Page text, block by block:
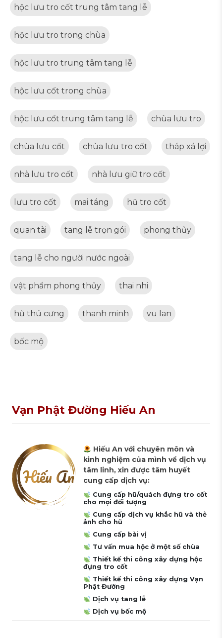
hộc lưu tro cốt trung tâm tang lễ
hộc lưu tro trong chùa
hộc lưu tro trung tâm tang lễ
hộc lưu cốt trong chùa
hộc lưu cốt trung tâm tang lễ chùa lưu tro
chùa lưu cốt chùa lưu tro cốt tháp xá lợi
nhà lưu tro cốt nhà lưu giữ tro cốt
lưu tro cốt mai táng hũ tro cốt
quan tài tang lễ trọn gói phong thủy
tang lễ cho người nước ngoài
vật phẩm phong thủy thai nhi
hũ thú cưng thanh minh vu lan
bốc mộ
Vạn Phật Đường Hiếu An
Hiếu An với chuyên môn và
kinh nghiệm của mình về dịch vụ
tâm linh, xin được tâm huyết
cung cấp dịch vụ:
Cung cấp hũ/quách đựng tro cốt
cho mọi đối tượng
Cung cấp dịch vụ khắc hũ và thẻ
ảnh cho hũ
Cung cấp bài vị
Tư vấn mua hộc ở một số chùa
Thiết kế thi công xây dựng hộc
đựng tro cốt
Thiết kế thi công xây dựng Vạn
Phật Đường
Dịch vụ tang lễ
Dịch vụ bốc mộ